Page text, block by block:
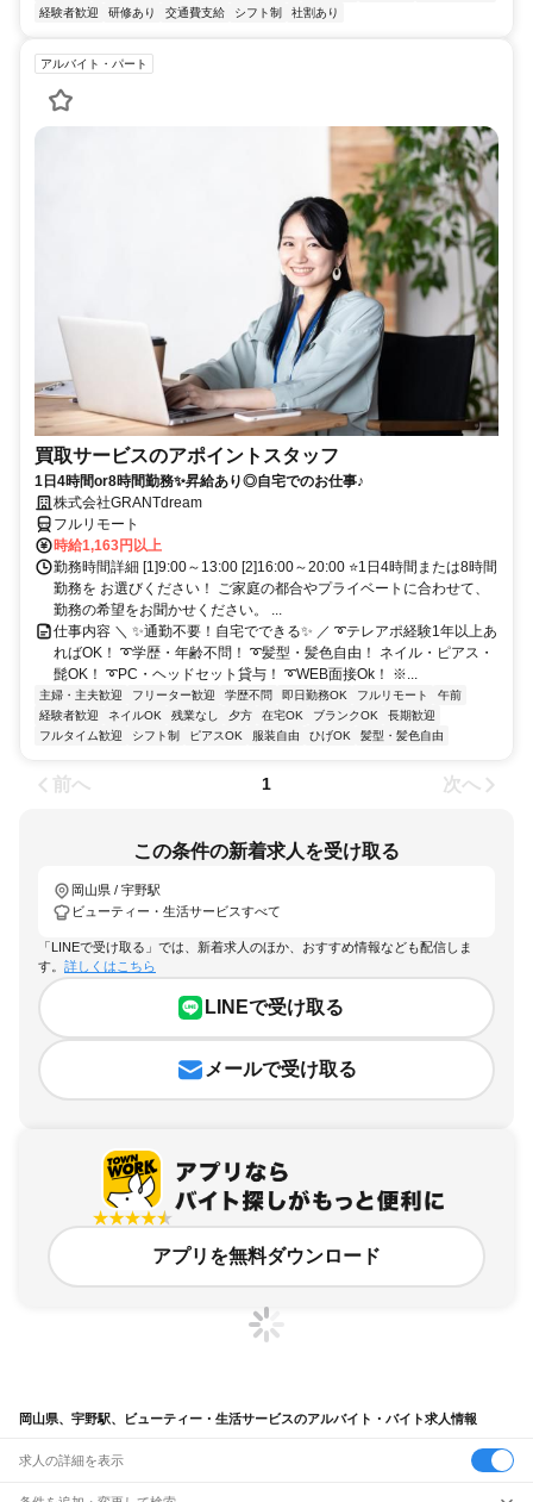
経験者歓迎
研修あり 交通費支給 シフト制 社割あり
アルバイト・パート
買取サービスのアポイントスタッフ
1日4時間or8時間勤務✨昇給あり◎自宅でのお仕事♪
株式会社GRANTdream
フルリモート
時給1,163円以上
勤務時間詳細 [1]9:00～13:00 [2]16:00～20:00 ⭐1日4時間または8時間
勤務を お選びください！ ご家庭の都合やプライベートに合わせて、
勤務の希望をお聞かせください。 ...
仕事内容 ＼ ✨通勤不要！自宅でできる✨ ／ ➰テレアポ経験1年以上あ
ればOK！ ➰学歴・年齢不問！ ➰髪型・髪色自由！ ネイル・ピアス・
髭OK！ ➰PC・ヘッドセット貸与！ ➰WEB面接Ok！ ※...
主婦・主夫歓迎 フリーター歓迎 学歴不問 即日勤務OK フルリモート
午前
経験者歓迎
ネイルOK 残業なし 夕方 在宅OK ブランクOK
長期歓迎
フルタイム歓迎
シフト制 ピアスOK 服装自由 ひげOK 髪型・髪色自由
前へ 1 次へ
この条件の新着求人を受け取る
岡山県 / 宇野駅
ビューティー・生活サービスすべて
「LINEで受け取る」では、新着求人のほか、おすすめ情報なども配信しま
す。 詳しくはこちら
LINEで受け取る
メールで受け取る
アプリを無料ダウンロード
岡山県、宇野駅、ビューティー・生活サービスのアルバイト・バイト求人情報
求人の詳細を表示